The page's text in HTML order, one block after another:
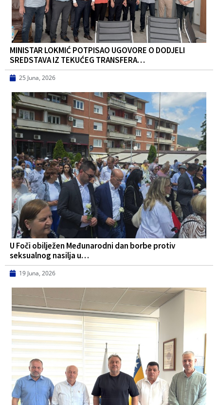
MINISTAR LOKMIĆ POTPISAO UGOVORE O DODJELI
SREDSTAVA IZ TEKUĆEG TRANSFERA…
25 Juna, 2026
U Foči obilježen Međunarodni dan borbe protiv
seksualnog nasilja u…
19 Juna, 2026